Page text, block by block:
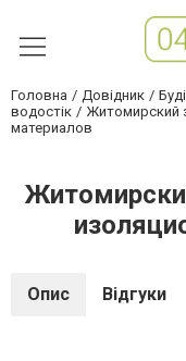
Головна Довідник
водостік
Житомирский
материалов
Опис Відгуки